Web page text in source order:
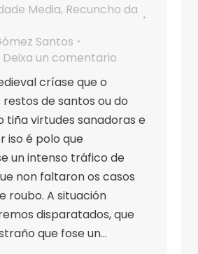
Media, Recuncho da
Santos
Deixa un comentario
críase que o
de santos ou do
tiña virtudes sanadoras e
iso é polo que
un intenso tráfico de
non faltaron os casos
roubo. A situación
disparatados, que
que fose un…